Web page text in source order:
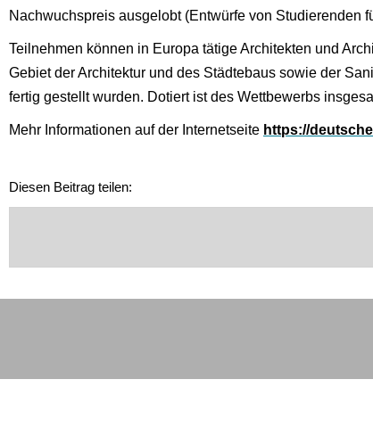
Nachwuchspreis ausgelobt (Entwürfe von Studierenden
Teilnehmen können in Europa tätige Architekten und
Gebiet der Architektur und des Städtebaus sowie der
fertig gestellt wurden. Dotiert ist des Wettbewerbs
Mehr Informationen auf der Internetseite https://
Diesen Beitrag teilen: